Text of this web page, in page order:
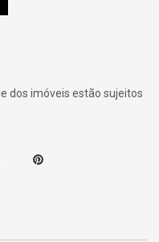
dos imóveis estão sujeitos
Pinterest